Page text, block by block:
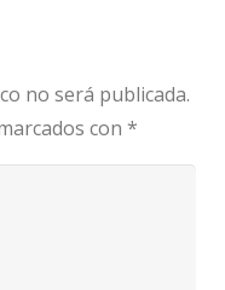
no será publicada.
con *